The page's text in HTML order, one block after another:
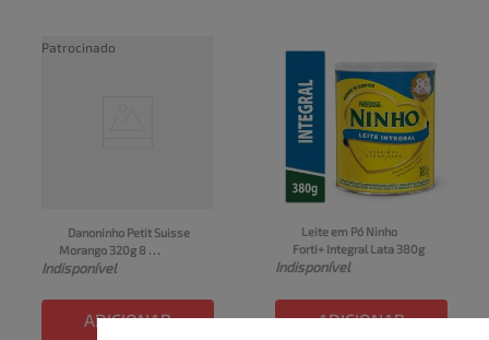
Patrocinado
Danoninho Petit Suisse
Morango 320g 8
unidades
Indisponível
ADICIONAR
Leite em Pó Ninho
Forti+ Integral Lata 380g
Indisponível
ADICIONAR